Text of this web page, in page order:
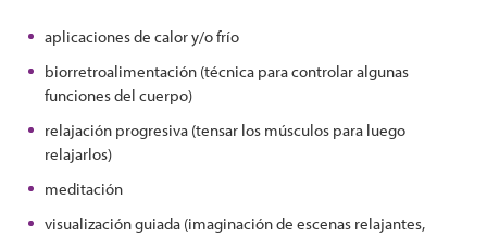
aplicaciones de calor y/o frío
biorretroalimentación (técnica para controlar algunas
funciones del cuerpo)
relajación progresiva (tensar los músculos para luego
relajarlos)
meditación
visualización guiada (imaginación de escenas relajantes,